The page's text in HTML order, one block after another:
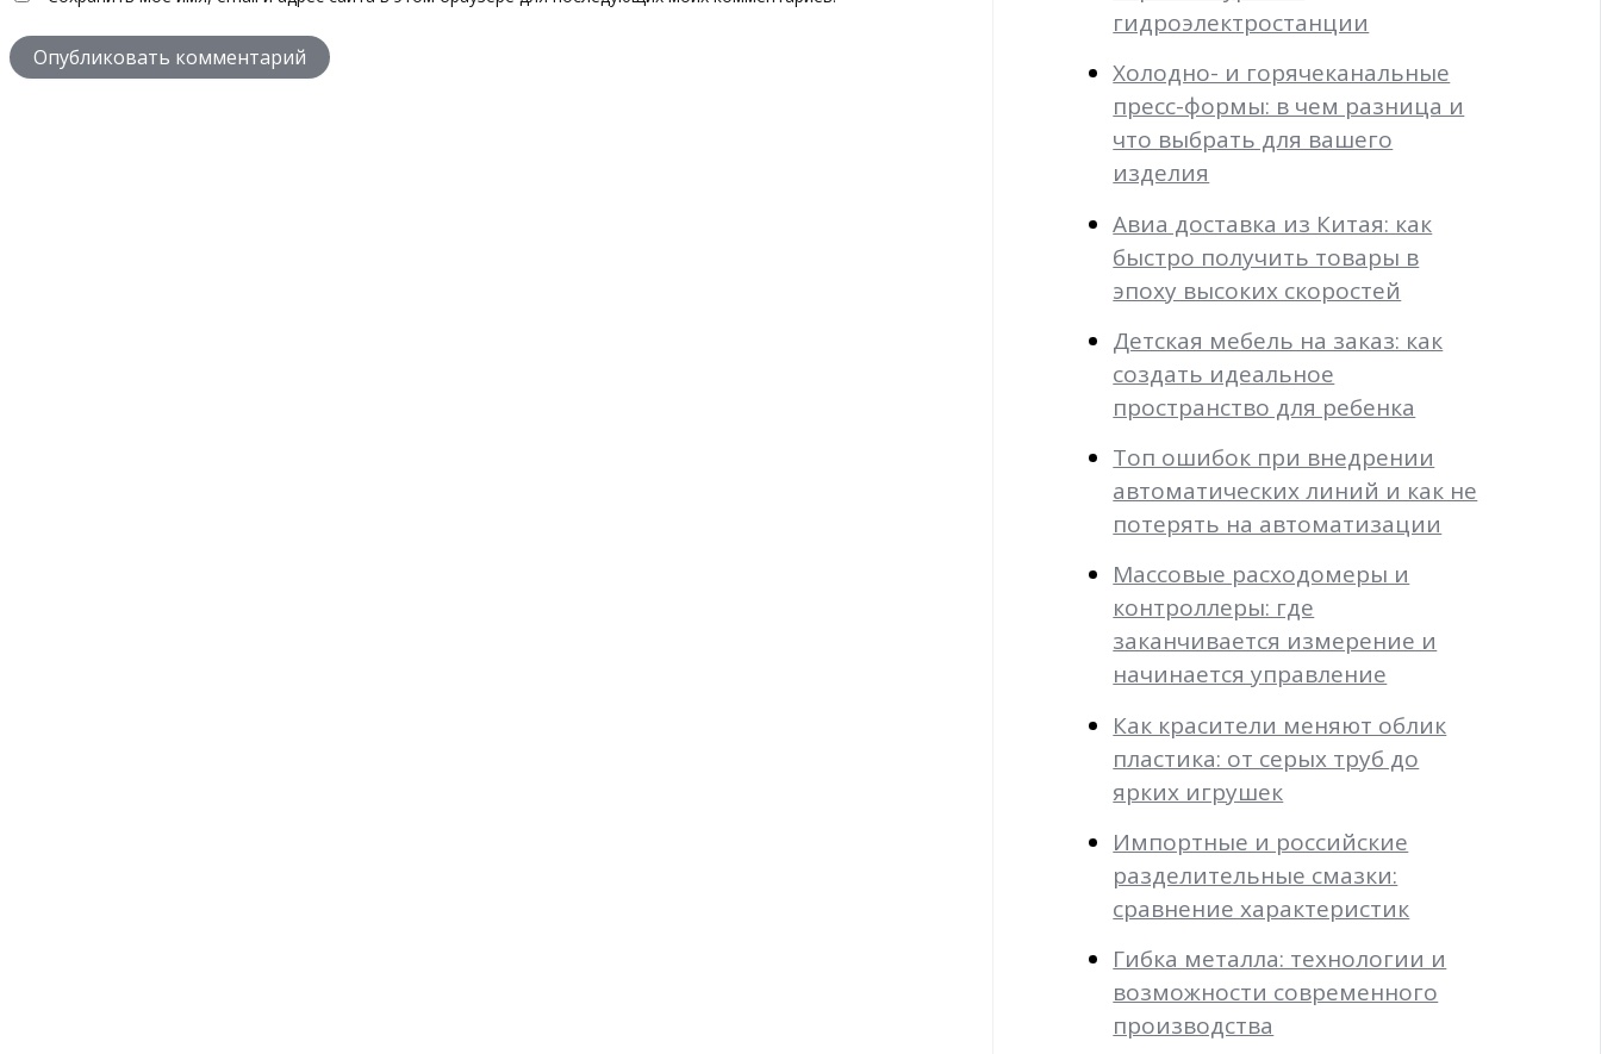
гидроэлектростанции
Холодно- и горячеканальные
пресс-формы: в чем разница и
что выбрать для вашего
изделия
Авиа доставка из Китая: как
быстро получить товары в
эпоху высоких скоростей
Детская мебель на заказ: как
создать идеальное
пространство для ребенка
Топ ошибок при внедрении
автоматических линий и как не
потерять на автоматизации
Массовые расходомеры и
контроллеры: где
заканчивается измерение и
начинается управление
Как красители меняют облик
пластика: от серых труб до
ярких игрушек
Импортные и российские
разделительные смазки:
сравнение характеристик
Гибка металла: технологии и
возможности современного
производства